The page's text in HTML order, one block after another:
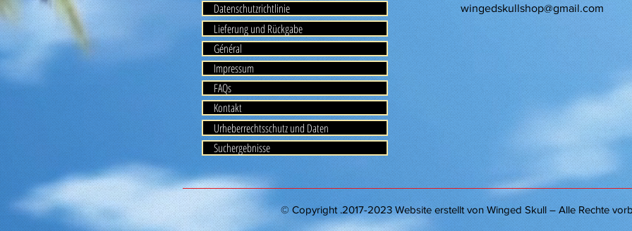
Datenschutzrichtlinie
Lieferung und Rückgabe
Général
Impressum
FAQs
Kontakt
Urheberrechtsschutz und Daten
Suchergebnisse
wingedskullshop@gmail.com
© Copyright .2017-2023 Website erstellt von Winged Skull – Alle Rechte